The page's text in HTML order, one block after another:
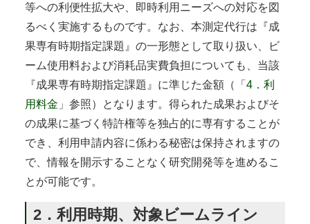
等への利便性拡大や、即時利用ニーズへの対応を図
るべく実施するものです。なお、本測定代行は『成
果専有時期指定課題』の一形態として取り扱い、ビ
ーム使用料および消耗品実費負担についても、当該
『成果専有時期指定課題』に準じた金額（「 4．利
用料金 」参照）となります。得られた成果およびそ
の成果に基づく特許権等を独占的に専有することが
でき、利用申請内容に係わる秘密は保持されますの
で、情報を開示することなく研究開発等を進めるこ
とが可能です。
2．利用時期、対象ビームライン